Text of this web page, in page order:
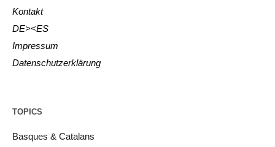
Kontakt
DE><ES
Impressum
Datenschutzerklärung
TOPICS
Basques & Catalans